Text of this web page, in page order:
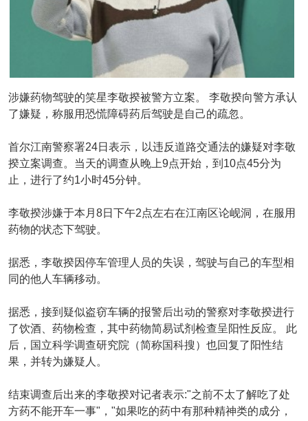
涉嫌药物驾驶的笑星李敬揆被警方立案。 李敬揆向警方承认
了嫌疑，称服用恐慌障碍药后驾驶是自己的疏忽。
首尔江南警察署24日表示，以违反道路交通法的嫌疑对李敬
揆立案调查。当天的调查从晚上9点开始，到10点45分为
止，进行了约1小时45分钟。
李敬揆涉嫌于本月8日下午2点左右在江南区论岘洞，在服用
药物的状态下驾驶。
据悉，李敬揆因停车管理人员的失误，驾驶与自己的车型相
同的他人车辆移动。
据悉，接到疑似盗窃车辆的报警后出动的警察对李敬揆进行
了饮酒、药物检查，其中药物简易试剂检查呈阳性反应。 此
后，国立科学调查研究院（简称国科搜）也回复了阳性结
果，并转为嫌疑人。
结束调查后出来的李敬揆对记者表示:"之前不太了解吃了处
方药不能开车一事"，"如果吃的药中有那种精神类的成分，